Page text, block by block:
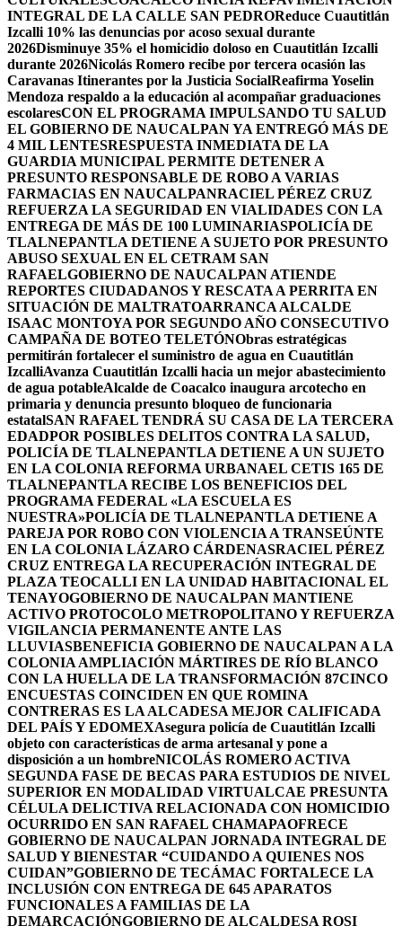
INTEGRAL DE LA CALLE SAN PEDROReduce Cuautitlán
Izcalli 10% las denuncias por acoso sexual durante
2026Disminuye 35% el homicidio doloso en Cuautitlán Izcalli
durante 2026Nicolás Romero recibe por tercera ocasión las
Caravanas Itinerantes por la Justicia SocialReafirma Yoselin
Mendoza respaldo a la educación al acompañar graduaciones
escolaresCON EL PROGRAMA IMPULSANDO TU SALUD
EL GOBIERNO DE NAUCALPAN YA ENTREGÓ MÁS DE
4 MIL LENTESRESPUESTA INMEDIATA DE LA
GUARDIA MUNICIPAL PERMITE DETENER A
PRESUNTO RESPONSABLE DE ROBO A VARIAS
FARMACIAS EN NAUCALPANRACIEL PÉREZ CRUZ
REFUERZA LA SEGURIDAD EN VIALIDADES CON LA
ENTREGA DE MÁS DE 100 LUMINARIASPOLICÍA DE
TLALNEPANTLA DETIENE A SUJETO POR PRESUNTO
ABUSO SEXUAL EN EL CETRAM SAN
RAFAELGOBIERNO DE NAUCALPAN ATIENDE
REPORTES CIUDADANOS Y RESCATA A PERRITA EN
SITUACIÓN DE MALTRATOARRANCA ALCALDE
ISAAC MONTOYA POR SEGUNDO AÑO CONSECUTIVO
CAMPAÑA DE BOTEO TELETÓNObras estratégicas
permitirán fortalecer el suministro de agua en Cuautitlán
IzcalliAvanza Cuautitlán Izcalli hacia un mejor abastecimiento
de agua potableAlcalde de Coacalco inaugura arcotecho en
primaria y denuncia presunto bloqueo de funcionaria
estatalSAN RAFAEL TENDRÁ SU CASA DE LA TERCERA
EDADPOR POSIBLES DELITOS CONTRA LA SALUD,
POLICÍA DE TLALNEPANTLA DETIENE A UN SUJETO
EN LA COLONIA REFORMA URBANAEL CETIS 165 DE
TLALNEPANTLA RECIBE LOS BENEFICIOS DEL
PROGRAMA FEDERAL «LA ESCUELA ES
NUESTRA»POLICÍA DE TLALNEPANTLA DETIENE A
PAREJA POR ROBO CON VIOLENCIA A TRANSEÚNTE
EN LA COLONIA LÁZARO CÁRDENASRACIEL PÉREZ
CRUZ ENTREGA LA RECUPERACIÓN INTEGRAL DE
PLAZA TEOCALLI EN LA UNIDAD HABITACIONAL EL
TENAYOGOBIERNO DE NAUCALPAN MANTIENE
ACTIVO PROTOCOLO METROPOLITANO Y REFUERZA
VIGILANCIA PERMANENTE ANTE LAS
LLUVIASBENEFICIA GOBIERNO DE NAUCALPAN A LA
COLONIA AMPLIACIÓN MÁRTIRES DE RÍO BLANCO
CON LA HUELLA DE LA TRANSFORMACIÓN 87CINCO
ENCUESTAS COINCIDEN EN QUE ROMINA
CONTRERAS ES LA ALCADESA MEJOR CALIFICADA
DEL PAÍS Y EDOMEXAsegura policía de Cuautitlán Izcalli
objeto con características de arma artesanal y pone a
disposición a un hombreNICOLÁS ROMERO ACTIVA
SEGUNDA FASE DE BECAS PARA ESTUDIOS DE NIVEL
SUPERIOR EN MODALIDAD VIRTUALCAE PRESUNTA
CÉLULA DELICTIVA RELACIONADA CON HOMICIDIO
OCURRIDO EN SAN RAFAEL CHAMAPAOFRECE
GOBIERNO DE NAUCALPAN JORNADA INTEGRAL DE
SALUD Y BIENESTAR “CUIDANDO A QUIENES NOS
CUIDAN”GOBIERNO DE TECÁMAC FORTALECE LA
INCLUSIÓN CON ENTREGA DE 645 APARATOS
FUNCIONALES A FAMILIAS DE LA
DEMARCACIÓNGOBIERNO DE ALCALDESA ROSI